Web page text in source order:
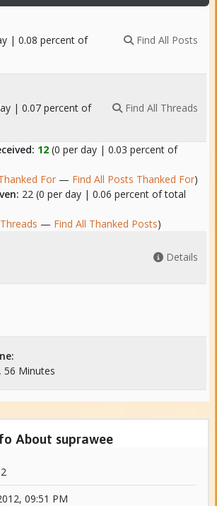
| 0.08 percent of
Find All Posts
| 0.07 percent of
Find All Threads
12 (0 per day | 0.03 percent of
For — Find All Posts Thanked For)
22 (0 per day | 0.06 percent of total
— Find All Thanked Posts)
Details
56 Minutes
About suprawee
09:51 PM